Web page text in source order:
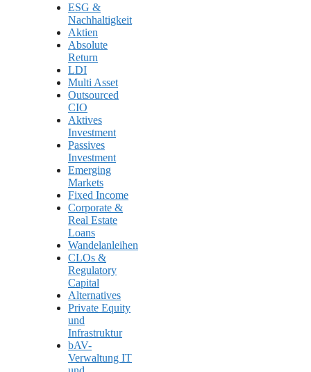
ESG &
Nachhaltigkeit
Aktien
Absolute
Return
LDI
Multi Asset
Outsourced
CIO
Aktives
Investment
Passives
Investment
Emerging
Markets
Fixed Income
Corporate &
Real Estate
Loans
Wandelanleihen
CLOs &
Regulatory
Capital
Alternatives
Private Equity
und
Infrastruktur
bAV-
Verwaltung IT